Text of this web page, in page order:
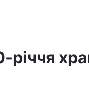
річчя